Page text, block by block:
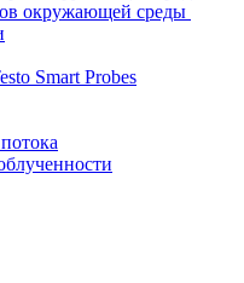
окружающей среды
Smart Probes